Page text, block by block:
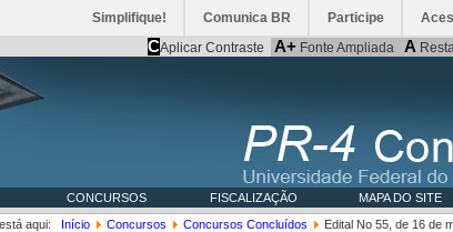
Simplifique! Comunica BR Participe
CAplicar Contraste A+ Fonte Ampliada A
CONCURSOS FISCALIZAÇÃO MAPA DO SITE
aqui: Início Concursos Concursos Concluídos Edital No 55, de 16 de